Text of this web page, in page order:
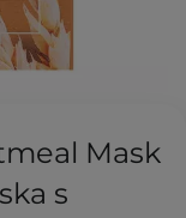
Mask
s